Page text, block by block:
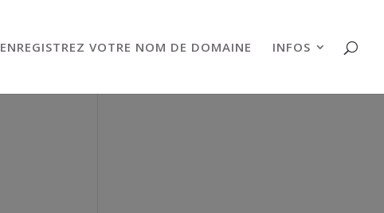
ENREGISTREZ VOTRE NOM DE DOMAINE INFOS